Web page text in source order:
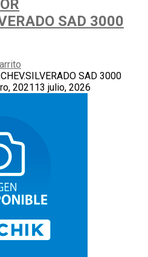
SAD 3000
SAD 3000
202113 julio, 2026